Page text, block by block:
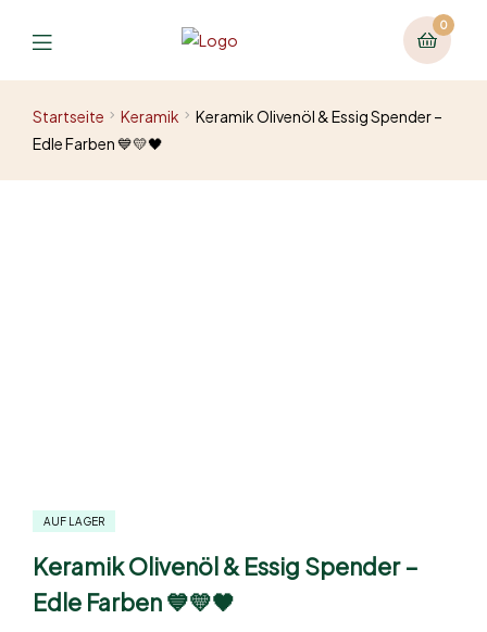
0
Startseite Keramik
Keramik Olivenöl & Essig Spender –
Edle Farben 💙💛🖤
AUF LAGER
Keramik Olivenöl & Essig Spender –
Edle Farben 💙💛🖤